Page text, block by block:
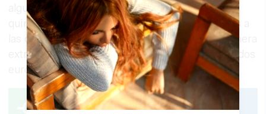
alguna de las extracciones de la segunda a la
quinta. Cuenta con 54 premios de 20.000 euros a
las cinco cifras del número premiado en la primera
extracción y premios de 400, 200, 30, cuatro y dos
euros.